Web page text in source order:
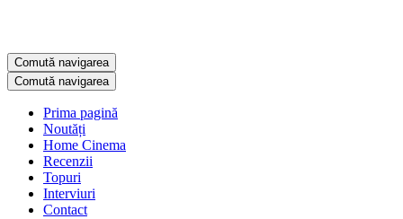
Comută navigarea
Comută navigarea
Prima pagină
Noutăți
Home Cinema
Recenzii
Topuri
Interviuri
Contact